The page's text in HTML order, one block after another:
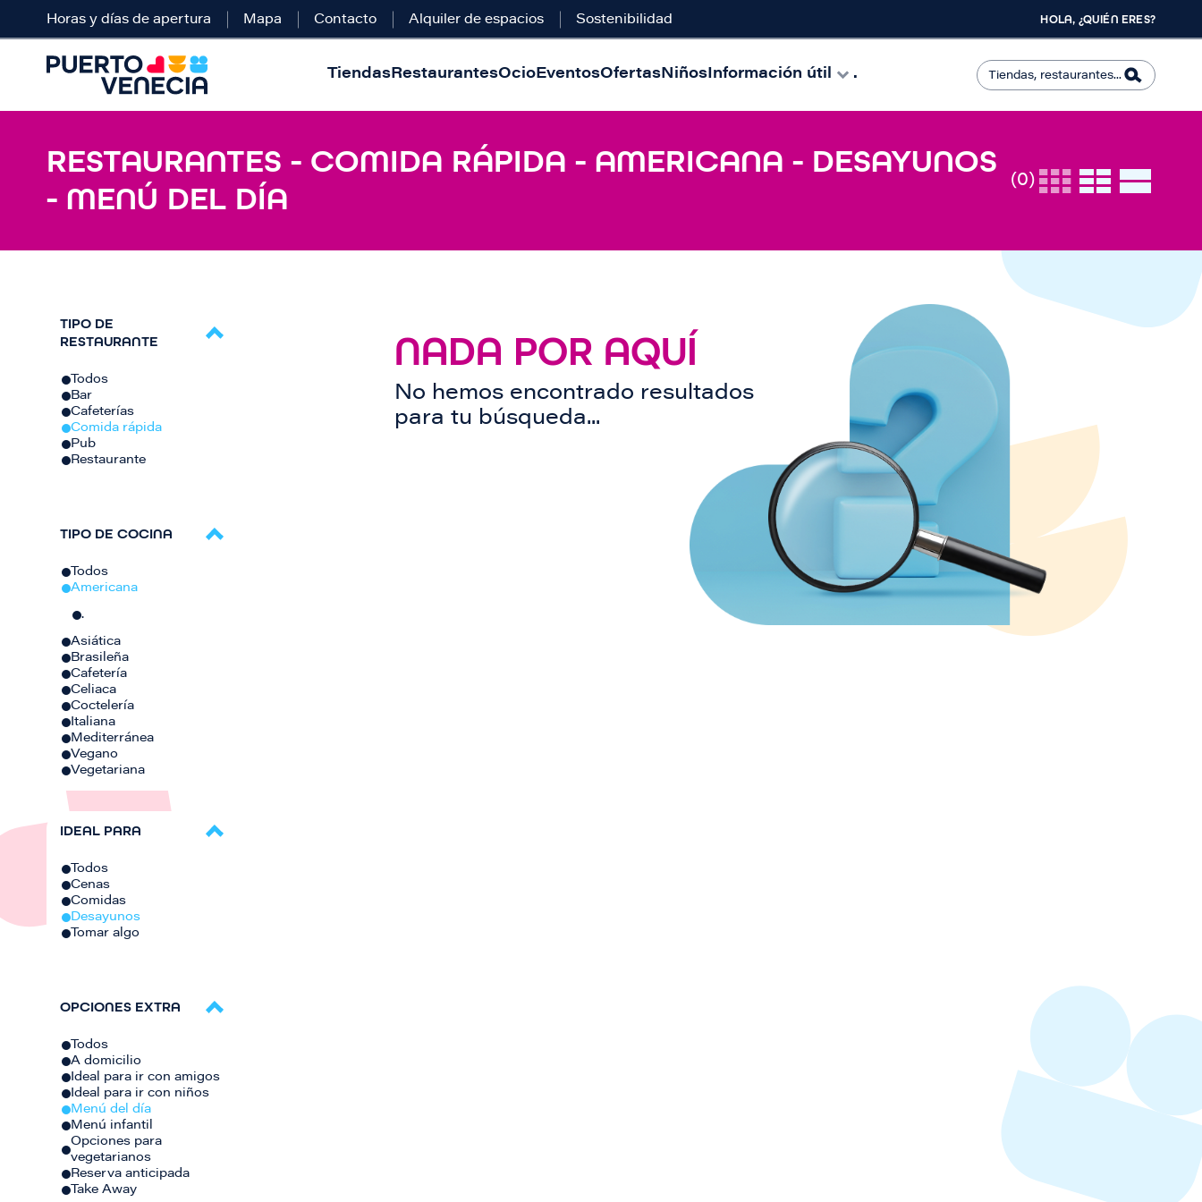
Horas y días de apertura Mapa Contacto Alquiler de espacios Sostenibilidad HOLA, ¿QUIÉN ERES?
TiendasRestaurantesOcioEventosOfertasNiñosInformación útil .
RESTAURANTES - COMIDA RÁPIDA - AMERICANA - DESAYUNOS
- MENÚ DEL DÍA
(0)
TIPO DE
RESTAURANTE
Todos
Bar
Cafeterías
Comida rápida
Pub
Restaurante
TIPO DE COCINA
Todos
Americana
.
Asiática
Brasileña
Cafetería
Celiaca
Coctelería
Italiana
Mediterránea
Vegano
Vegetariana
IDEAL PARA
Todos
Cenas
Comidas
Desayunos
Tomar algo
OPCIONES EXTRA
Todos
A domicilio
Ideal para ir con amigos
Ideal para ir con niños
Menú del día
Menú infantil
Opciones para
vegetarianos
Reserva anticipada
Take Away
NADA POR AQUÍ
No hemos encontrado resultados
para tu búsqueda...